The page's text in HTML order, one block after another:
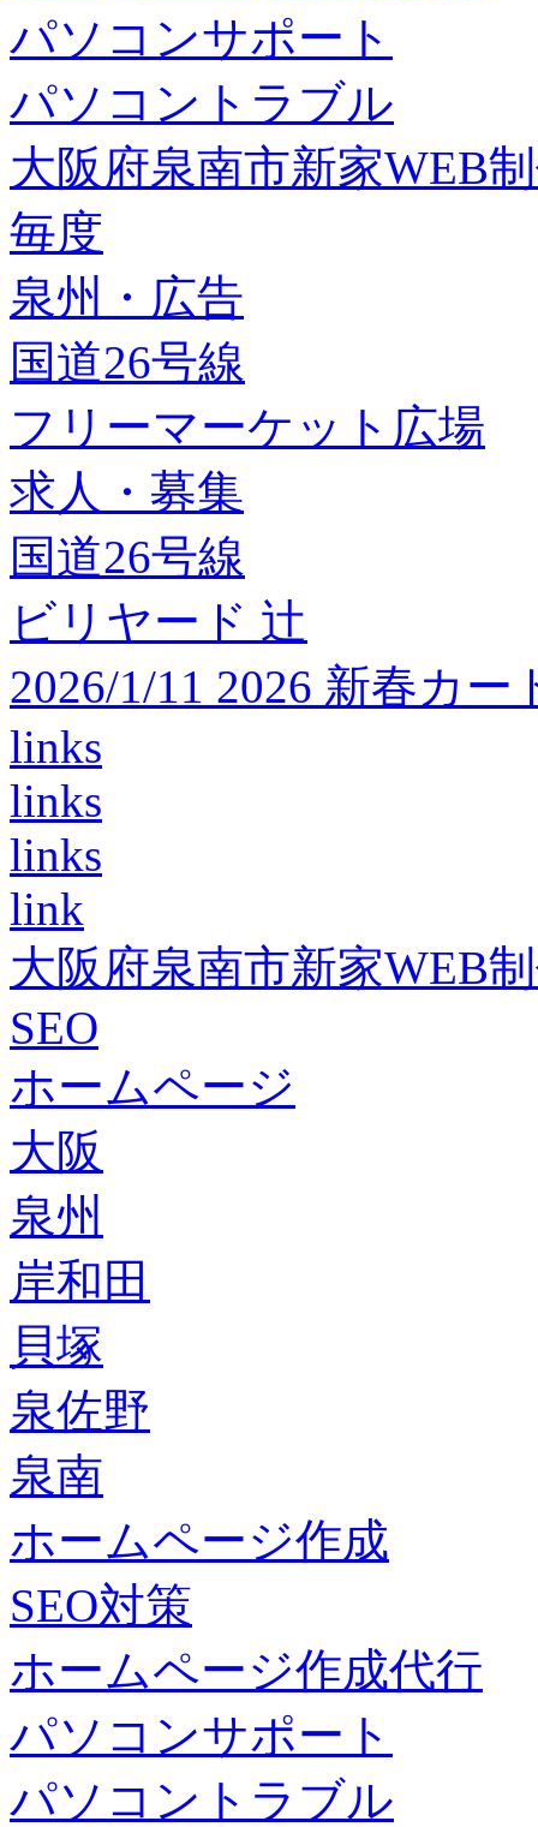
パソコンサポート
パソコントラブル
大阪府泉南市新家WEB
毎度
泉州・広告
国道26号線
フリーマーケット広場
求人・募集
国道26号線
ビリヤード 辻
2026/1/11 2026 新春カ
links
links
links
link
大阪府泉南市新家WEB
SEO
ホームページ
大阪
泉州
岸和田
貝塚
泉佐野
泉南
ホームページ作成
SEO対策
ホームページ作成代行
パソコンサポート
パソコントラブル